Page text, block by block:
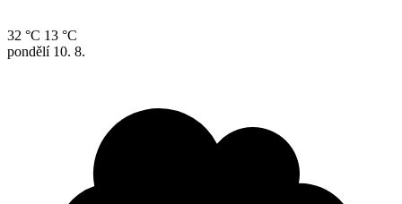
32 °C 13 °C
pondělí 10. 8.